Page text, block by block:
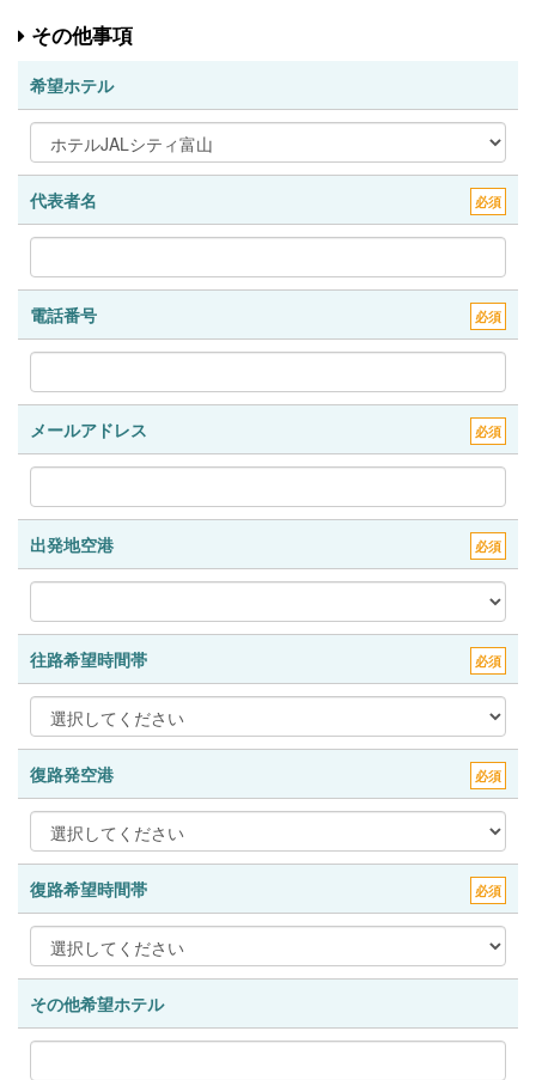
その他事項
希望ホテル
代表者名 必須
電話番号 必須
メールアドレス 必須
出発地空港 必須
往路希望時間帯 必須
復路発空港 必須
復路希望時間帯 必須
その他希望ホテル